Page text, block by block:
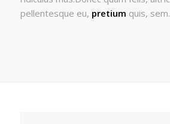
pellentesque eu, pretium quis, sem.